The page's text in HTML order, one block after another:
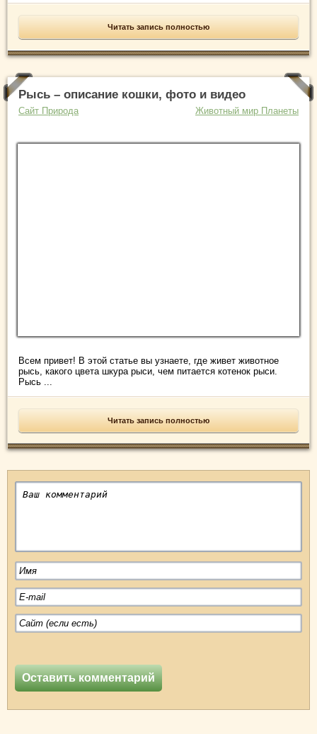
Читать запись полностью
Рысь – описание кошки, фото и видео
Сайт Природа Животный мир Планеты
Всем привет! В этой статье вы узнаете, где живет животное
рысь, какого цвета шкура рыси, чем питается котенок рыси.
Рысь ...
Читать запись полностью